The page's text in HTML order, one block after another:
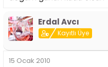
Erdal Avcı
Kayıtlı Üye
15 Ocak 2010